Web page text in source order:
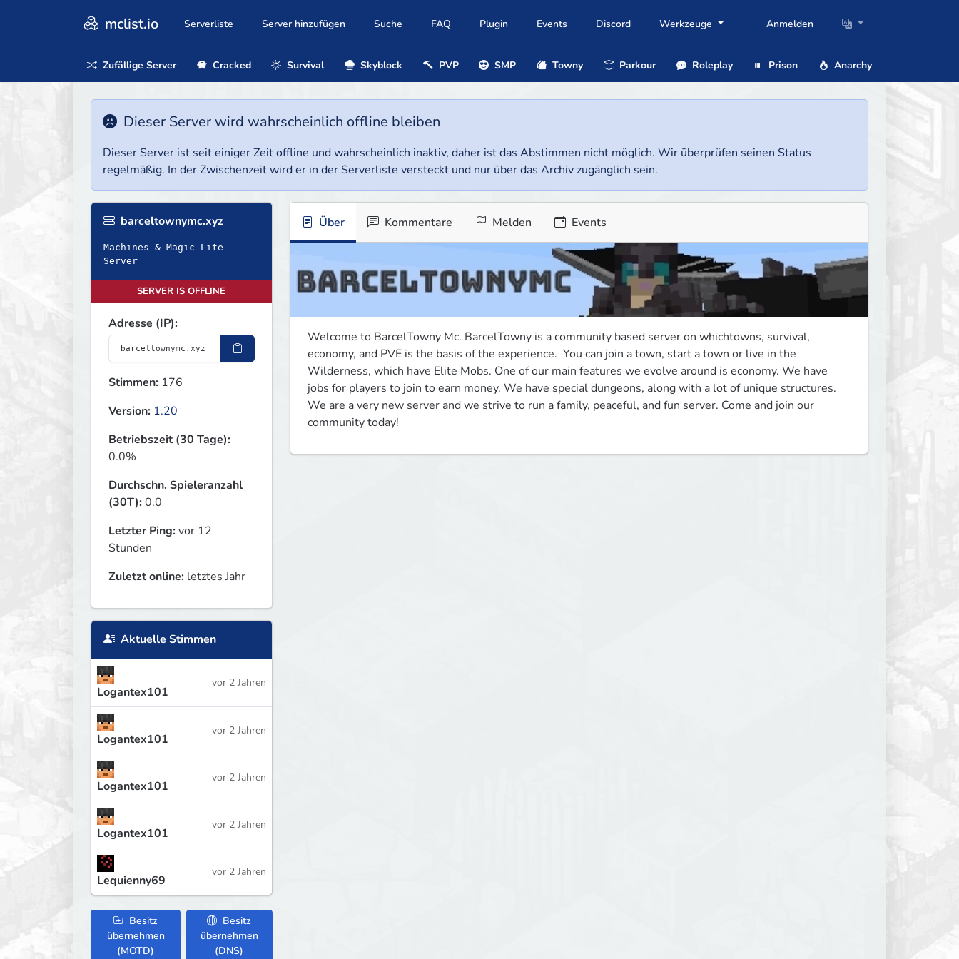
mclist.io Serverliste Server hinzufügen Suche FAQ Plugin Events Discord Werkzeuge Anmelden
Zufällige Server Cracked Survival Skyblock PVP SMP Towny Parkour Roleplay Prison Anarchy
Dieser Server wird wahrscheinlich offline bleiben
Dieser Server ist seit einiger Zeit offline und wahrscheinlich inaktiv, daher ist das Abstimmen nicht möglich. Wir überprüfen seinen Status
regelmäßig. In der Zwischenzeit wird er in der Serverliste versteckt und nur über das Archiv zugänglich sein.
barceltownymc.xyz
Machines & Magic Lite
Server
SERVER IS OFFLINE
Adresse (IP):
Stimmen: 176
Version: 1.20
Betriebszeit (30 Tage):
0.0%
Durchschn. Spieleranzahl
(30T):0.0
Letzter Ping:vor 12
Stunden
Zuletzt online: letztes Jahr
Aktuelle Stimmen
Logantex101
vor 2 Jahren
Logantex101
vor 2 Jahren
Logantex101
vor 2 Jahren
Logantex101
vor 2 Jahren
Lequienny69
vor 2 Jahren
Besitz
übernehmen
(MOTD)
Besitz
übernehmen
(DNS)
Über Kommentare Melden Events
Welcome to BarcelTowny Mc. BarcelTowny is a community based server on whichtowns, survival,
economy, and PVE is the basis of the experience.  You can join a town, start a town or live in the
Wilderness, which have Elite Mobs. One of our main features we evolve around is economy. We have
jobs for players to join to earn money. We have special dungeons, along with a lot of unique structures.
We are a very new server and we strive to run a family, peaceful, and fun server. Come and join our
community today!